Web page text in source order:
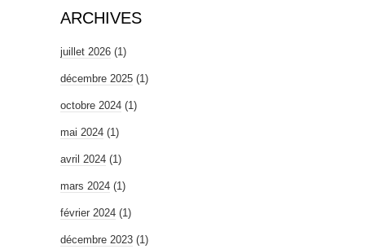
ARCHIVES
juillet 2026 (1)
décembre 2025 (1)
octobre 2024 (1)
mai 2024 (1)
avril 2024 (1)
mars 2024 (1)
février 2024 (1)
décembre 2023 (1)